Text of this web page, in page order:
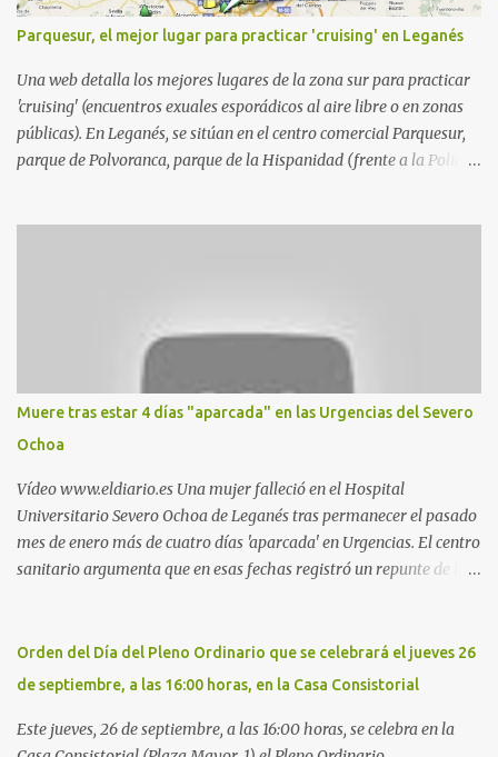
Parquesur, el mejor lugar para practicar 'cruising' en Leganés
Una web detalla los mejores lugares de la zona sur para practicar
'cruising' (encuentros exuales esporádicos al aire libre o en zonas
públicas). En Leganés, se sitúan en el centro comercial Parquesur,
parque de Polvoranca, parque de la Hispanidad (frente a la Policía
estadio municipal de Butarque) y caminos entre el estadio y Plaza
Nueva. Otro lugar: Escombrera de Polvoranca, entre Leganés y
Móstoles También en el parque de la Hispanidad, situado frente a
la Policía Local de Leganés de la calle Chile, 1, y junto al
cementerio de Butarque". Más información
Muere tras estar 4 días "aparcada" en las Urgencias del Severo
Ochoa
Vídeo www.eldiario.es Una mujer falleció en el Hospital
Universitario Severo Ochoa de Leganés tras permanecer el pasado
mes de enero más de cuatro días 'aparcada' en Urgencias. El centro
sanitario argumenta que en esas fechas registró un repunte de las
arritmia y agravamiento de su dolencia por culpa de un resfriado.
Por ello, la ingresaron a finales del año pasado en el Hospital
cama, en el pasillo, sin mantas y sin poder descansar. Su hija, que
Orden del Día del Pleno Ordinario que se celebrará el jueves 26
de septiembre, a las 16:00 horas, en la Casa Consistorial
Este jueves, 26 de septiembre, a las 16:00 horas, se celebra en la